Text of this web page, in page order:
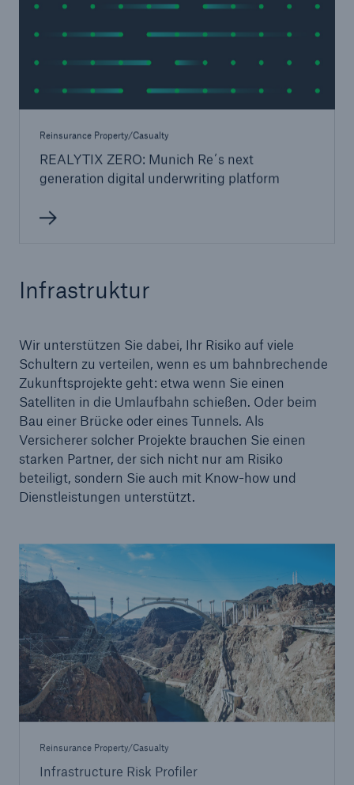
Reinsurance Property/Casualty
REALYTIX ZERO: Munich Re´s next
generation digital underwriting platform
Infrastruktur
Wir unterstützen Sie dabei, Ihr Risiko auf viele
Schultern zu verteilen, wenn es um bahnbrechende
Zukunftsprojekte geht: etwa wenn Sie einen
Satelliten in die Umlaufbahn schießen. Oder beim
Bau einer Brücke oder eines Tunnels. Als
Versicherer solcher Projekte brauchen Sie einen
starken Partner, der sich nicht nur am Risiko
beteiligt, sondern Sie auch mit Know-how und
Dienstleistungen unterstützt.
Reinsurance Property/Casualty
Infrastructure Risk Profiler